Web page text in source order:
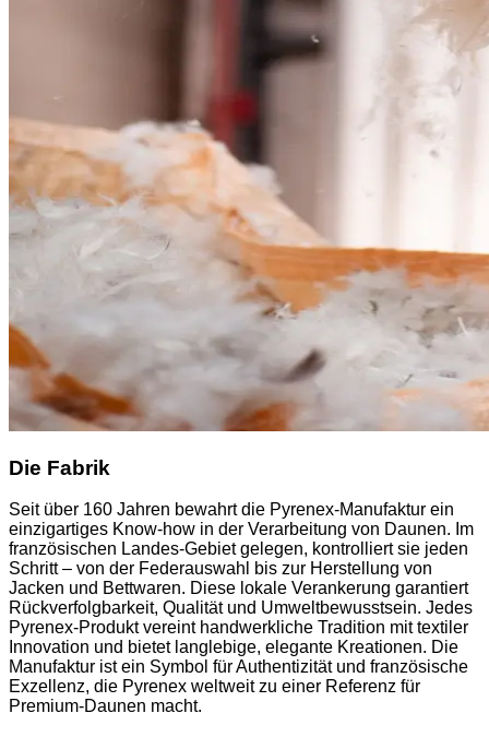
Die Fabrik
Seit über 160 Jahren bewahrt die Pyrenex-Manufaktur ein
einzigartiges Know-how in der Verarbeitung von Daunen. Im
französischen Landes-Gebiet gelegen, kontrolliert sie jeden
Schritt – von der Federauswahl bis zur Herstellung von
Jacken und Bettwaren. Diese lokale Verankerung garantiert
Rückverfolgbarkeit, Qualität und Umweltbewusstsein. Jedes
Pyrenex-Produkt vereint handwerkliche Tradition mit textiler
Innovation und bietet langlebige, elegante Kreationen. Die
Manufaktur ist ein Symbol für Authentizität und französische
Exzellenz, die Pyrenex weltweit zu einer Referenz für
Premium-Daunen macht.